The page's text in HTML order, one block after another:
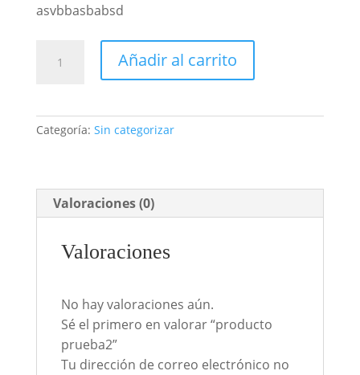
asvbbasbabsd
prueba2
Añadir al carrito
Categoría: Sin categorizar
Valoraciones (0)
Valoraciones
No hay valoraciones aún.
Sé el primero en valorar “producto
prueba2”
Tu dirección de correo electrónico no